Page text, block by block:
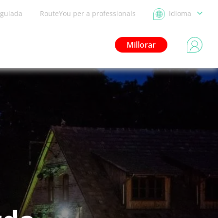
RouteYou per a professionals Idioma
Millorar